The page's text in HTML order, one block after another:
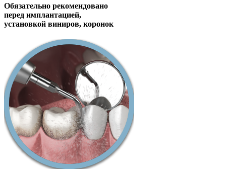
Обязательно рекомендовано
перед имплантацией,
установкой виниров, коронок